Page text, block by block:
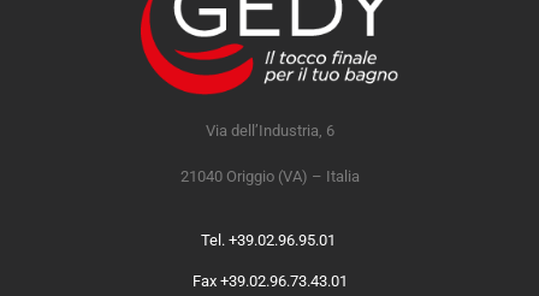
Via dell’Industria, 6
21040 Origgio (VA) – Italia
Tel. +39.02.96.95.01
Fax +39.02.96.73.43.01